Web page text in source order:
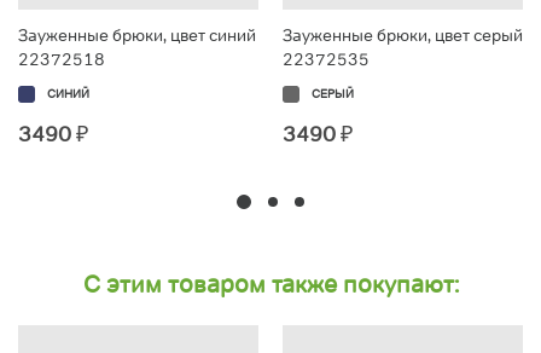
Зауженные брюки, цвет синий
22372518
СИНИЙ
3490₽
Зауженные брюки, цвет серый
22372535
СЕРЫЙ
3490₽
С этим товаром также покупают: